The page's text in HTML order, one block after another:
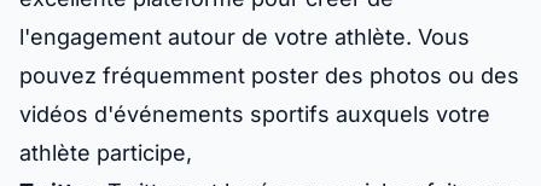
l'engagement autour de votre athlète. Vous
pouvez fréquemment poster des photos ou des
vidéos d'événements sportifs auxquels votre
athlète participe,